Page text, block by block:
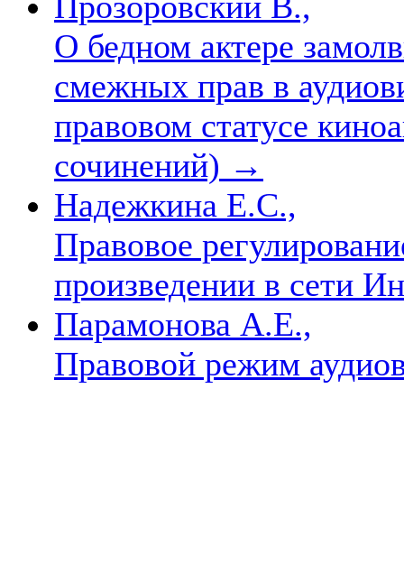
О бедном актере
смежных прав в
правовом статусе
сочинений) →
Надежкина Е.С.,
Правовое
произведении в сети
Парамонова А.Е.,
Правовой режим